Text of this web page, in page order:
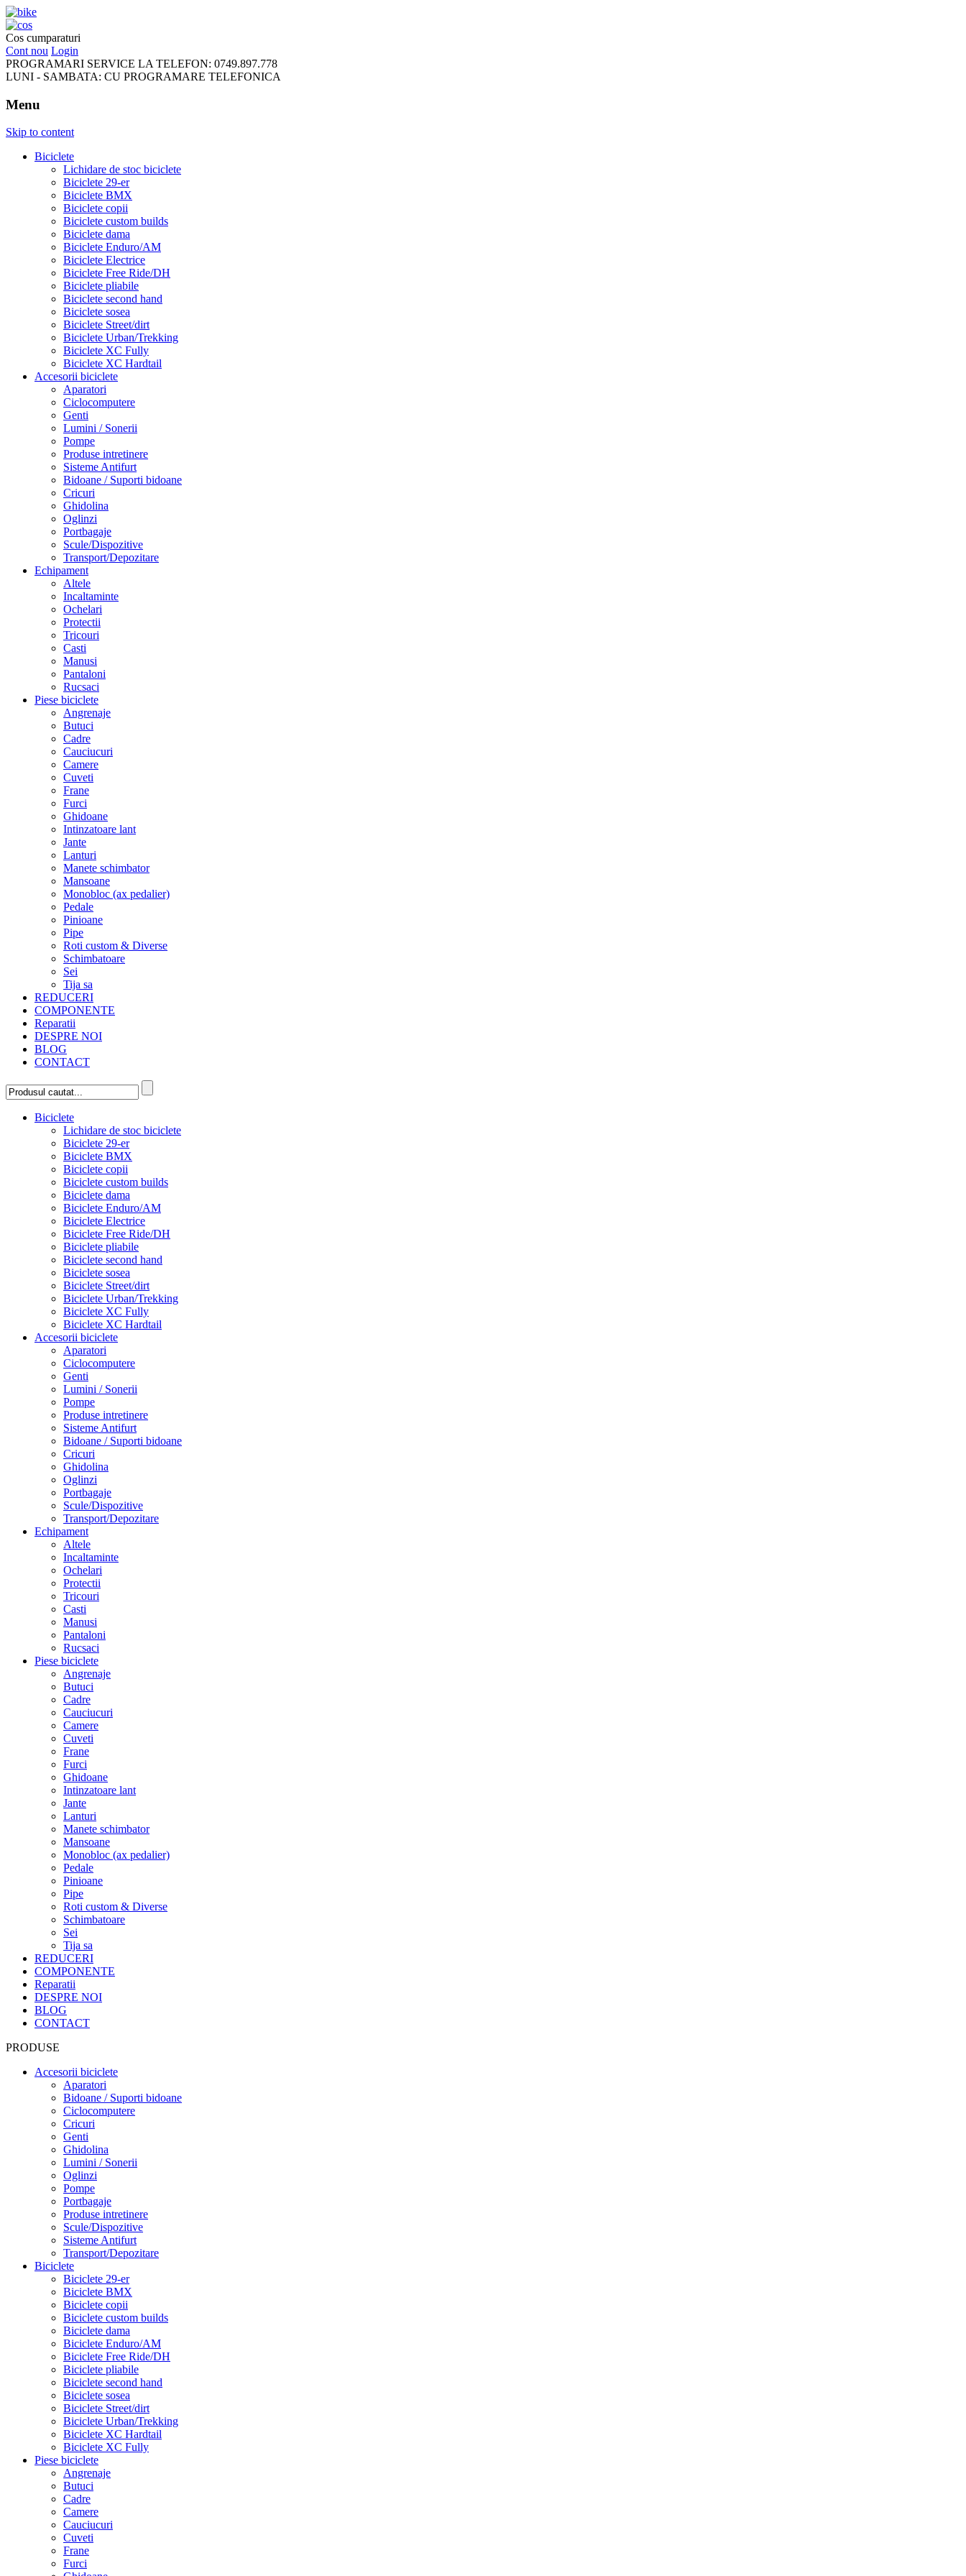
FreeRideBikes
Cos cumparaturi
Cont nou Login
PROGRAMARI SERVICE LA TELEFON: 0749.897.778
LUNI - SAMBATA: CU PROGRAMARE TELEFONICA
Menu
Skip to content
Biciclete
Lichidare de stoc biciclete
Biciclete 29-er
Biciclete BMX
Biciclete copii
Biciclete custom builds
Biciclete dama
Biciclete Enduro/AM
Biciclete Electrice
Biciclete Free Ride/DH
Biciclete pliabile
Biciclete second hand
Biciclete sosea
Biciclete Street/dirt
Biciclete Urban/Trekking
Biciclete XC Fully
Biciclete XC Hardtail
Accesorii biciclete
Aparatori
Ciclocomputere
Genti
Lumini / Sonerii
Pompe
Produse intretinere
Sisteme Antifurt
Bidoane / Suporti bidoane
Cricuri
Ghidolina
Oglinzi
Portbagaje
Scule/Dispozitive
Transport/Depozitare
Echipament
Altele
Incaltaminte
Ochelari
Protectii
Tricouri
Casti
Manusi
Pantaloni
Rucsaci
Piese biciclete
Angrenaje
Butuci
Cadre
Cauciucuri
Camere
Cuveti
Frane
Furci
Ghidoane
Intinzatoare lant
Jante
Lanturi
Manete schimbator
Mansoane
Monobloc (ax pedalier)
Pedale
Pinioane
Pipe
Roti custom & Diverse
Schimbatoare
Sei
Tija sa
REDUCERI
COMPONENTE
Reparatii
DESPRE NOI
BLOG
CONTACT
Biciclete
Lichidare de stoc biciclete
Biciclete 29-er
Biciclete BMX
Biciclete copii
Biciclete custom builds
Biciclete dama
Biciclete Enduro/AM
Biciclete Electrice
Biciclete Free Ride/DH
Biciclete pliabile
Biciclete second hand
Biciclete sosea
Biciclete Street/dirt
Biciclete Urban/Trekking
Biciclete XC Fully
Biciclete XC Hardtail
Accesorii biciclete
Aparatori
Ciclocomputere
Genti
Lumini / Sonerii
Pompe
Produse intretinere
Sisteme Antifurt
Bidoane / Suporti bidoane
Cricuri
Ghidolina
Oglinzi
Portbagaje
Scule/Dispozitive
Transport/Depozitare
Echipament
Altele
Incaltaminte
Ochelari
Protectii
Tricouri
Casti
Manusi
Pantaloni
Rucsaci
Piese biciclete
Angrenaje
Butuci
Cadre
Cauciucuri
Camere
Cuveti
Frane
Furci
Ghidoane
Intinzatoare lant
Jante
Lanturi
Manete schimbator
Mansoane
Monobloc (ax pedalier)
Pedale
Pinioane
Pipe
Roti custom & Diverse
Schimbatoare
Sei
Tija sa
REDUCERI
COMPONENTE
Reparatii
DESPRE NOI
BLOG
CONTACT
PRODUSE
Accesorii biciclete
Aparatori
Bidoane / Suporti bidoane
Ciclocomputere
Cricuri
Genti
Ghidolina
Lumini / Sonerii
Oglinzi
Pompe
Portbagaje
Produse intretinere
Scule/Dispozitive
Sisteme Antifurt
Transport/Depozitare
Biciclete
Biciclete 29-er
Biciclete BMX
Biciclete copii
Biciclete custom builds
Biciclete dama
Biciclete Enduro/AM
Biciclete Free Ride/DH
Biciclete pliabile
Biciclete second hand
Biciclete sosea
Biciclete Street/dirt
Biciclete Urban/Trekking
Biciclete XC Hardtail
Biciclete XC Fully
Piese biciclete
Angrenaje
Butuci
Cadre
Camere
Cauciucuri
Cuveti
Frane
Furci